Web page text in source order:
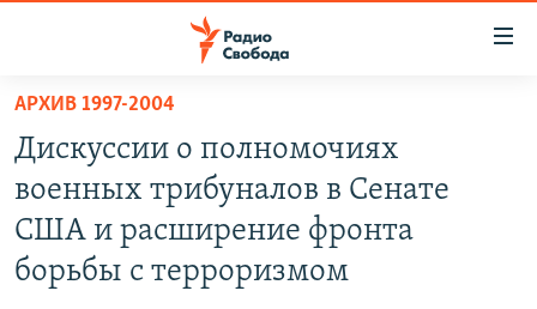
упрощенного
доступа
основному
содержанию
Вернутся
ПОДКАСТЫ
АВТОРСКИЕ ПРОЕКТЫ
ЦИТАТЫ СВОБОДЫ
АРХИВ 1997-2004
Дискуссии о полномочиях
военных трибуналов в Сенате
США и расширение фронта
борьбы с терроризмом